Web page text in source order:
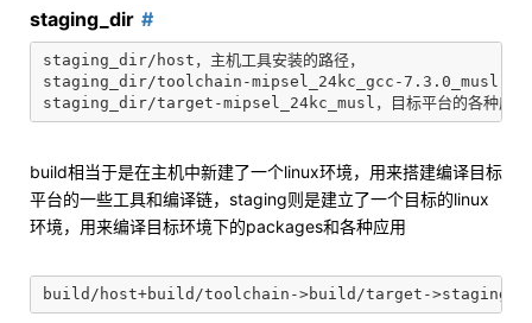
staging_dir
staging_dir/host，主机工具安装的路径，
staging_dir/toolchain-mipsel_24kc_gcc-7.3.0_musl,目标平
build相当于是在主机中新建了一个linux环境，用来搭建编译目标
平台的一些工具和编译链，staging则是建立了一个目标的linux
环境，用来编译目标环境下的packages和各种应用